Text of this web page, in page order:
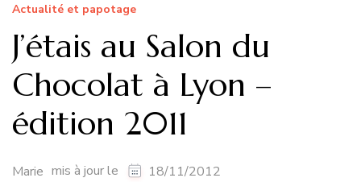
Actualité et papotage
J’étais au Salon du
Chocolat à Lyon –
édition 2011
Marie mis à jour le 18/11/2012